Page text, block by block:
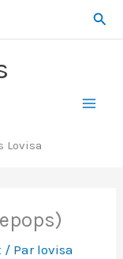
Lovisa
/ Par lovisa